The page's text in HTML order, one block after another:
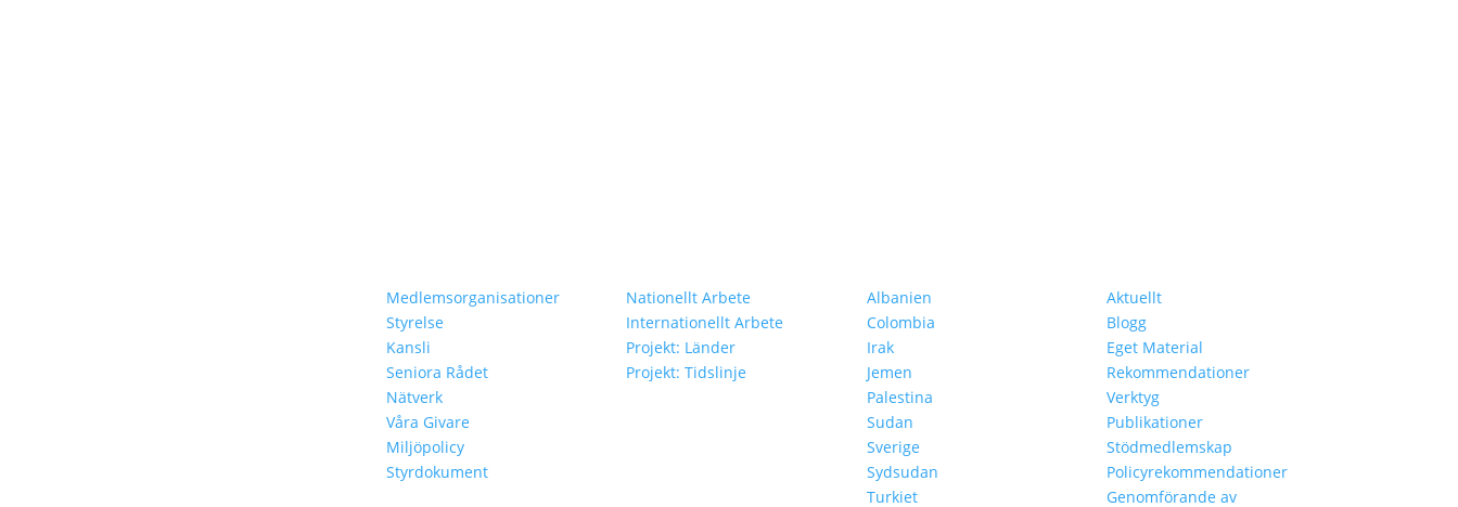
Medlemsorganisationer
Styrelse
Kansli
Seniora Rådet
Nätverk
Våra Givare
Miljöpolicy
Styrdokument
Nationellt Arbete
Internationellt Arbete
Projekt: Länder
Projekt: Tidslinje
Albanien
Colombia
Irak
Jemen
Palestina
Sudan
Sverige
Sydsudan
Turkiet
Aktuellt
Blogg
Eget Material
Rekommendationer
Verktyg
Publikationer
Stödmedlemskap
Policyrekommendationer
Genomförande av